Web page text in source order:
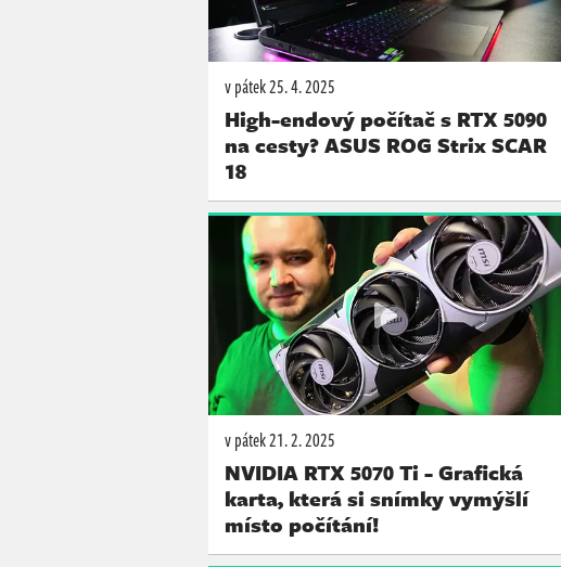
v pátek25. 4. 2025
High-endový počítač s RTX 5090
na cesty? ASUS ROG Strix SCAR
18
v pátek21. 2. 2025
NVIDIA RTX 5070 Ti - Grafická
karta, která si snímky vymýšlí
místo počítání!